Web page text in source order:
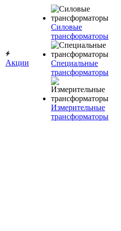
Акции
Силовые
трансформаторы
Специальные
трансформаторы
Измерительные
трансформаторы